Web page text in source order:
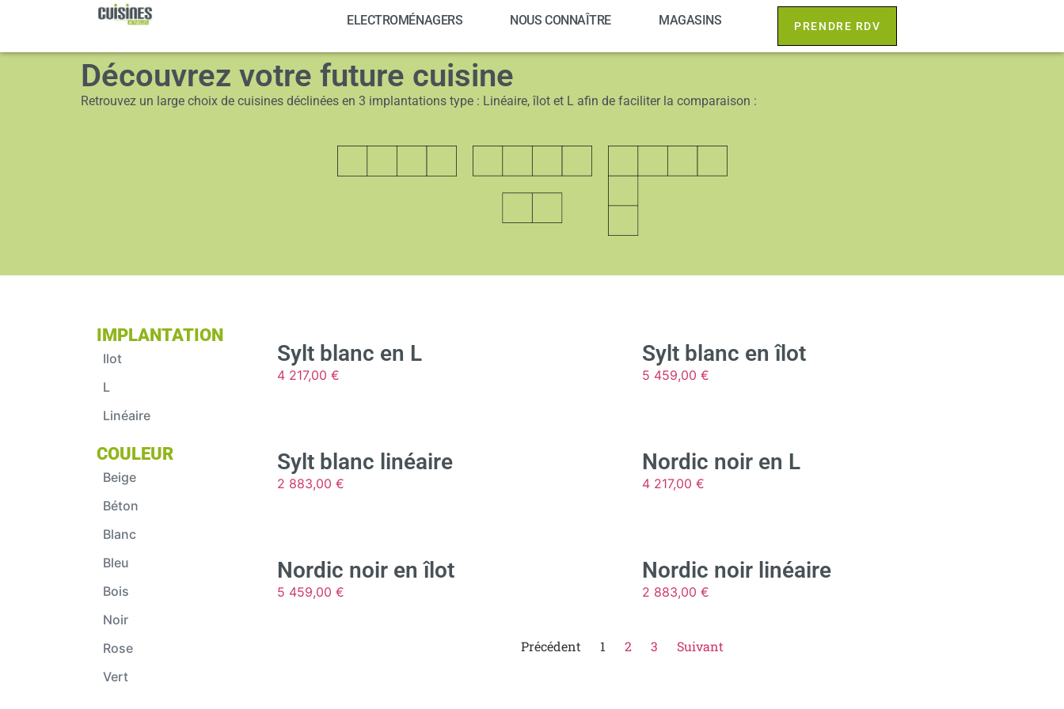
ELECTROMÉNAGERS NOUS CONNAÎTRE MAGASINS PRENDRE RDV
Découvrez votre future cuisine
Retrouvez un large choix de cuisines déclinées en 3 implantations type : Linéaire, îlot et L afin de faciliter la comparaison :
IMPLANTATION
Ilot
L
Linéaire
COULEUR
Beige
Béton
Blanc
Bleu
Bois
Noir
Rose
Vert
Sylt blanc en L
4 217,00 €
Sylt blanc en îlot
5 459,00 €
Sylt blanc linéaire
2 883,00 €
Nordic noir en L
4 217,00 €
Nordic noir en îlot
5 459,00 €
Nordic noir linéaire
2 883,00 €
Précédent 1 2 3 Suivant